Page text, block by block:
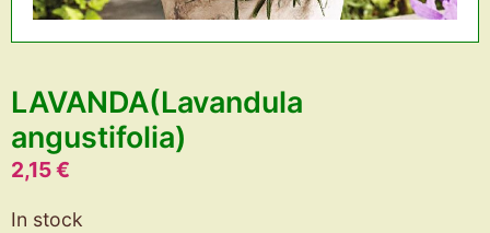
LAVANDA(Lavandula
angustifolia)
2,15€
In stock